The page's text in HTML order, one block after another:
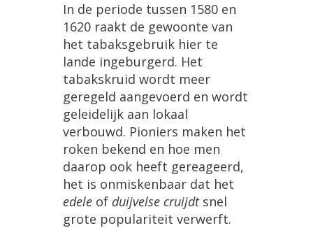
In de periode tussen 1580 en
1620 raakt de gewoonte van
het tabaksgebruik hier te
lande ingeburgerd. Het
tabakskruid wordt meer
geregeld aangevoerd en wordt
geleidelijk aan lokaal
verbouwd. Pioniers maken het
roken bekend en hoe men
daarop ook heeft gereageerd,
het is onmiskenbaar dat het
edele of duijvelse cruijdt snel
grote populariteit verwerft.